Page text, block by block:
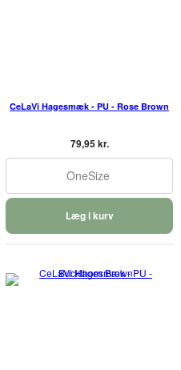
CeLaVi Hagesmæk - PU - Rose Brown
79,95 kr.
OneSize
Læg i kurv